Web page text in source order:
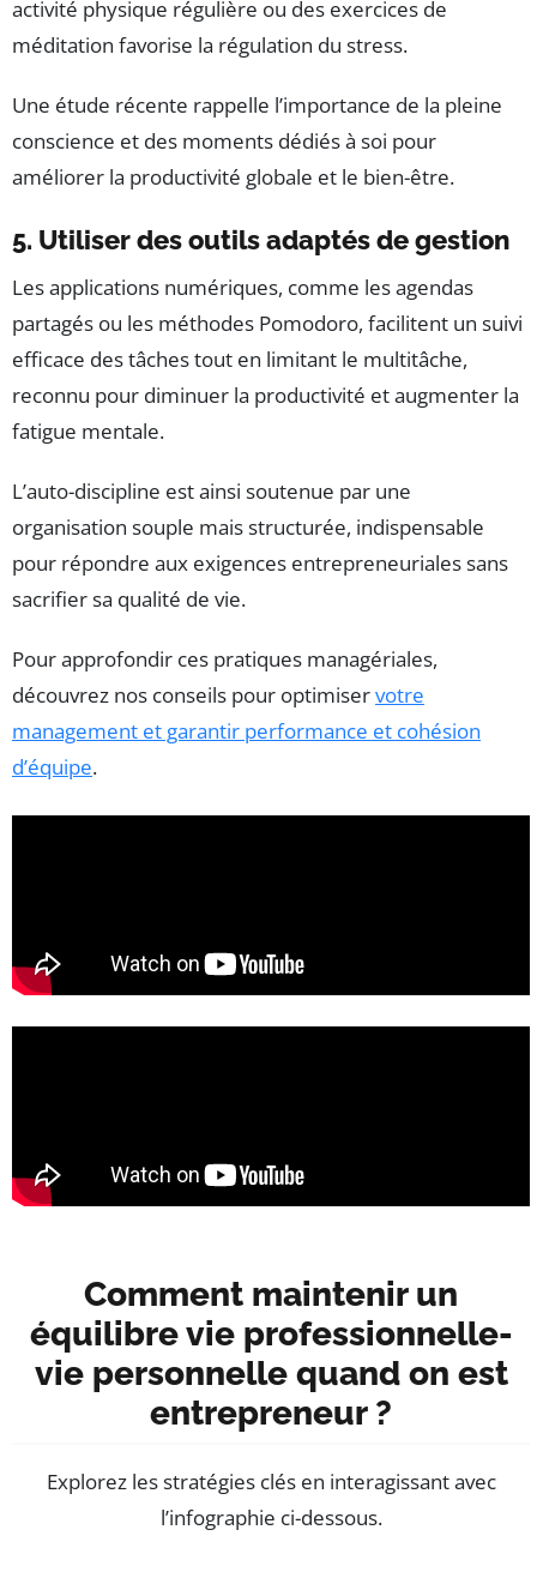
activité physique régulière ou des exercices de
méditation favorise la régulation du stress.
Une étude récente rappelle l’importance de la pleine
conscience et des moments dédiés à soi pour
améliorer la productivité globale et le bien-être.
5. Utiliser des outils adaptés de gestion
Les applications numériques, comme les agendas
partagés ou les méthodes Pomodoro, facilitent un suivi
efficace des tâches tout en limitant le multitâche,
reconnu pour diminuer la productivité et augmenter la
fatigue mentale.
L’auto-discipline est ainsi soutenue par une
organisation souple mais structurée, indispensable
pour répondre aux exigences entrepreneuriales sans
sacrifier sa qualité de vie.
Pour approfondir ces pratiques managériales,
découvrez nos conseils pour optimiservotre
management et garantir performance et cohésion
d’équipe.
Comment maintenir un
équilibre vie professionnelle-
vie personnelle quand on est
entrepreneur ?
Explorez les stratégies clés en interagissant avec
l’infographie ci-dessous.